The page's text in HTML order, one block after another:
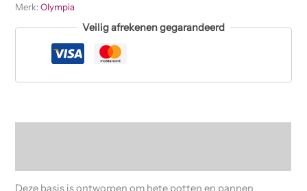
Merk:Olympia
Veilig afrekenen gegarandeerd
Deze basis is ontworpen om hete potten en pannen